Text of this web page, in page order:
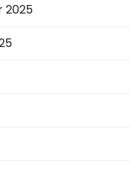
2025